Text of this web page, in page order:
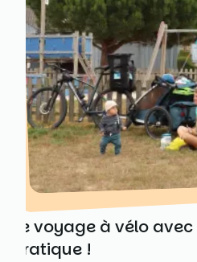
Le voyage à vélo
pratique !